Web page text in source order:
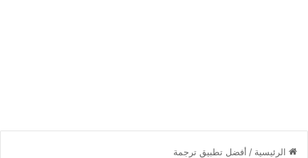
الرئيسية / أفضل تطبيق ترجمة